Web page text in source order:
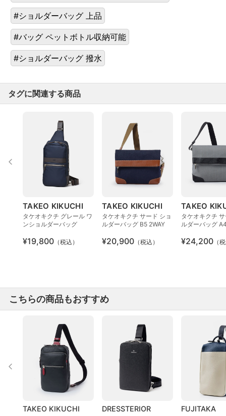
#ショルダーバッグ 上品
#バッグ ペットボトル収納可能
#ショルダーバッグ 撥水
タグに関連する商品
TAKEO KIKUCHI
タケオキクチ グレール ワ
ンショルダーバッグ
¥19,800 （税込）
TAKEO KIKUCHI
タケオキクチ サード ショ
ルダーバッグ B5 2WAY
¥20,900 （税込）
TAKEO
タケオキクチ
ルダーバッグ
¥24,200 （
こちらの商品もおすすめ
TAKEO KIKUCHI DRESSTERIOR FUJITAKA